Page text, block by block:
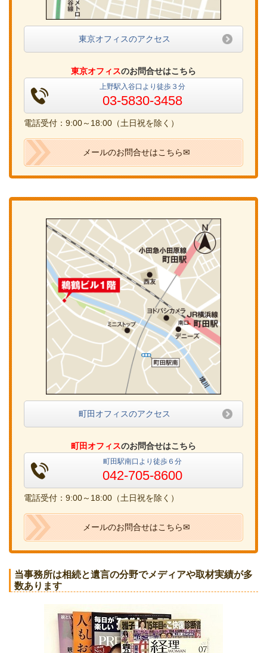
東京オフィスのアクセス
東京オフィスのお問合せはこちら
上野駅入谷口より徒歩３分
03-5830-3458
電話受付：9:00～18:00（土日祝を除く）
メールのお問合せはこちら✉
町田オフィスのアクセス
町田オフィスのお問合せはこちら
町田駅南口より徒歩６分
042-705-8600
電話受付：9:00～18:00（土日祝を除く）
メールのお問合せはこちら✉
当事務所は相続と遺言の分野でメディアや取材実績が多
数あります